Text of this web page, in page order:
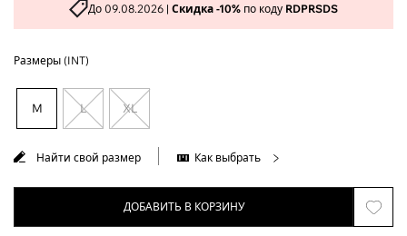
До 09.08.2026 | Скидка -10% по коду RDPRSDS
Размеры (INT)
M L XL
Найти свой размер Как выбрать
ДОБАВИТЬ В КОРЗИНУ